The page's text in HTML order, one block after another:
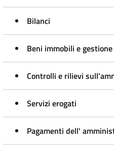
Bilanci
Beni immobili e
Controlli e rilievi
Servizi erogati
Pagamenti dell'